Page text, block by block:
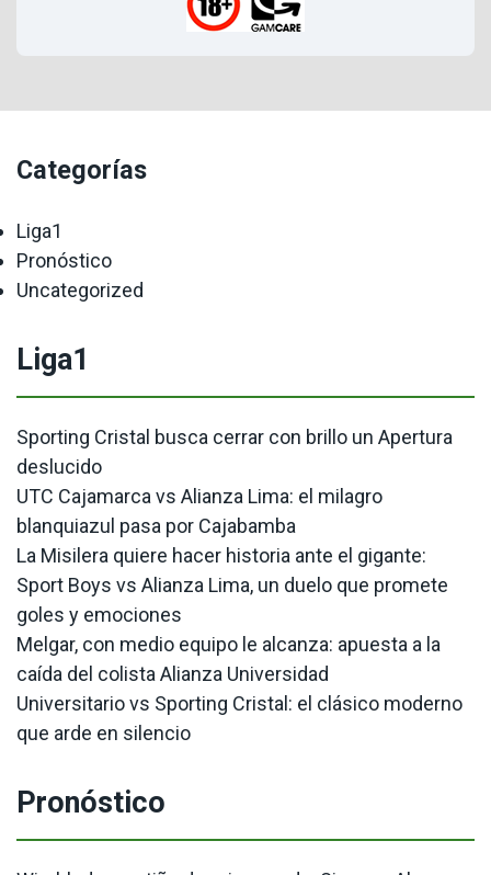
Categorías
Liga1
Pronóstico
Uncategorized
Liga1
Sporting Cristal busca cerrar con brillo un Apertura
deslucido
UTC Cajamarca vs Alianza Lima: el milagro
blanquiazul pasa por Cajabamba
La Misilera quiere hacer historia ante el gigante:
Sport Boys vs Alianza Lima, un duelo que promete
goles y emociones
Melgar, con medio equipo le alcanza: apuesta a la
caída del colista Alianza Universidad
Universitario vs Sporting Cristal: el clásico moderno
que arde en silencio
Pronóstico